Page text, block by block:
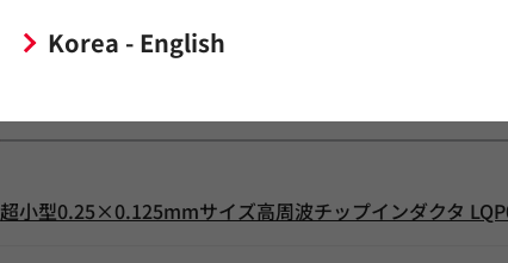
Korea - English
超小型0.25×0.125mmサイズ高周波チップインダクタ